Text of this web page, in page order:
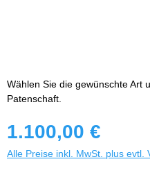
Wählen Sie die gewünschte Art
Patenschaft.
1.100,00 €
Alle Preise inkl. MwSt. plus evtl.